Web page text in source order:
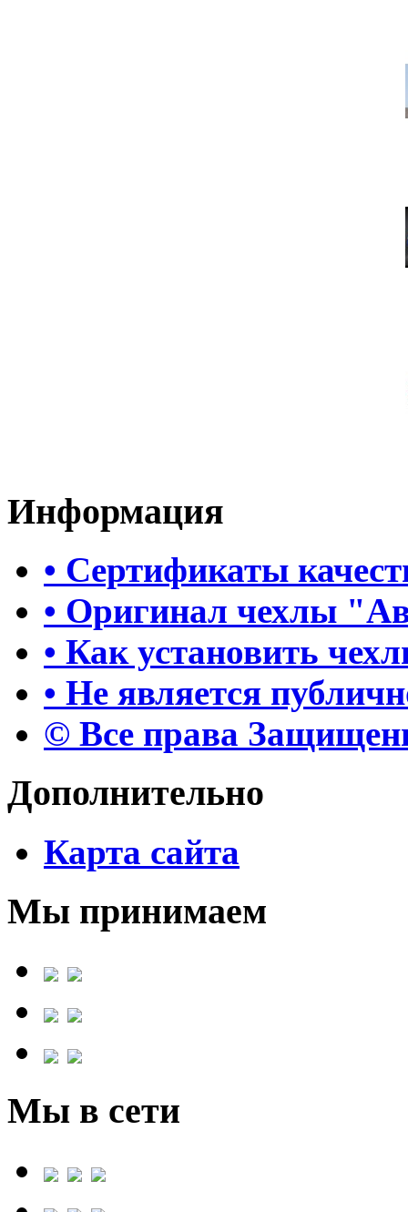
Информация
• Сертификаты
• Оригинал чехлы
• Как установить
• Не является
© Все права
Дополнительно
Карта сайта
Мы принимаем
Мы в сети